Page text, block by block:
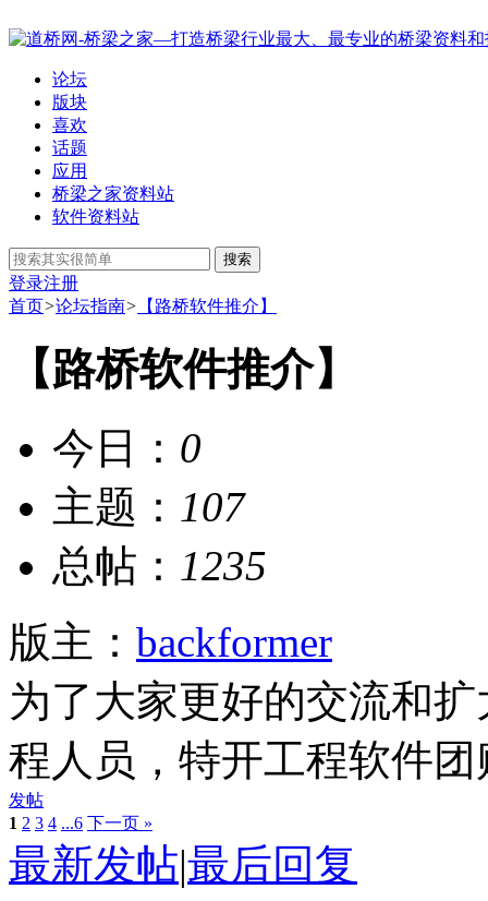
论坛
版块
喜欢
话题
应用
桥梁之家资料站
软件资料站
搜索
登录注册
首页>论坛指南> 【路桥软件推介】
【路桥软件推介】
今日： 0
主题： 107
总帖： 1235
版主： backformer
为了大家更好的交流和
程人员，特开工程软件
发帖
1 2 3 4 ...6 下一页 »
最新发帖|最后回复